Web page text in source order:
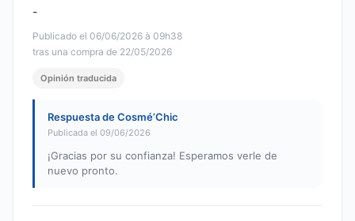
Publicado el 06/06/2026 à 09h38
tras una compra de 22/05/2026
-
Opinión traducida
Respuesta de Cosmé’Chic
Publicada el 09/06/2026
¡Gracias por su confianza! Esperamos verle de
nuevo pronto.